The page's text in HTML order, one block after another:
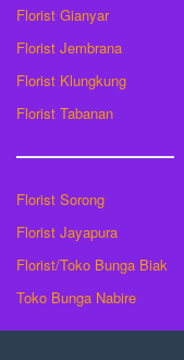
Florist Gianyar
Florist Jembrana
Florist Klungkung
Florist Tabanan
Florist Sorong
Florist Jayapura
Florist/Toko Bunga Biak
Toko Bunga Nabire